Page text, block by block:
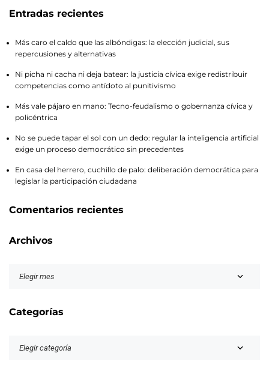
Entradas recientes
Más caro el caldo que las albóndigas: la elección judicial, sus
repercusiones y alternativas
Ni picha ni cacha ni deja batear: la justicia cívica exige redistribuir
competencias como antídoto al punitivismo
Más vale pájaro en mano: Tecno-feudalismo o gobernanza cívica y
policéntrica
No se puede tapar el sol con un dedo: regular la inteligencia artificial
exige un proceso democrático sin precedentes
En casa del herrero, cuchillo de palo: deliberación democrática para
legislar la participación ciudadana
Comentarios recientes
Archivos
Categorías